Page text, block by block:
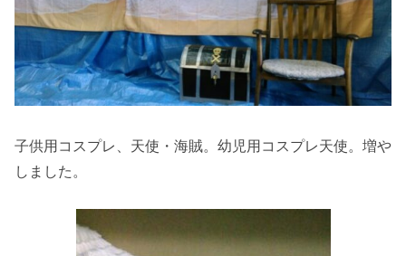
子供用コスプレ、天使・海賊。幼児用コスプレ天使。増や
しました。